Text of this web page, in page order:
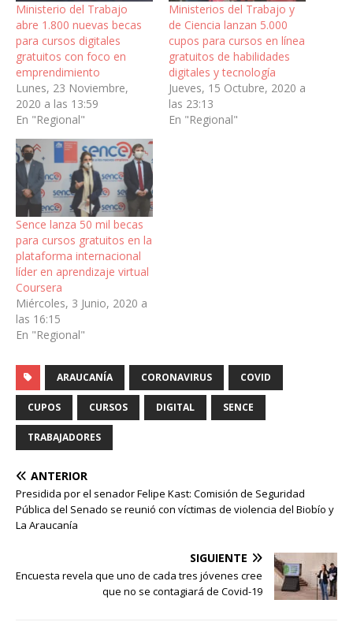
Ministerio del Trabajo
abre 1.800 nuevas becas
para cursos digitales
gratuitos con foco en
emprendimiento
Lunes, 23 Noviembre,
2020 a las 13:59
En "Regional"
Ministerios del Trabajo y
de Ciencia lanzan 5.000
cupos para cursos en línea
gratuitos de habilidades
digitales y tecnología
Jueves, 15 Octubre, 2020 a
las 23:13
En "Regional"
Sence lanza 50 mil becas
para cursos gratuitos en la
plataforma internacional
líder en aprendizaje virtual
Coursera
Miércoles, 3 Junio, 2020 a
las 16:15
En "Regional"
ARAUCANÍA CORONAVIRUS COVID
CUPOS CURSOS DIGITAL SENCE
TRABAJADORES
ANTERIOR
Presidida por el senador Felipe Kast: Comisión de Seguridad
Pública del Senado se reunió con víctimas de violencia del Biobío y
La Araucanía
SIGUIENTE
Encuesta revela que uno de cada tres jóvenes cree
que no se contagiará de Covid-19